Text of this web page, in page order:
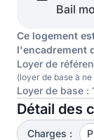
Bail
Ce logement
l'encadrement
Loyer de
(loyer de base à
Loyer de base :
Détail des
Charges :